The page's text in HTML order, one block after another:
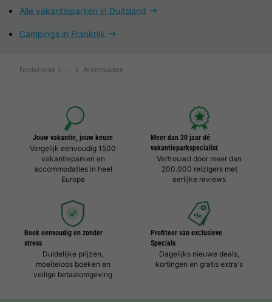
Alle vakantieparken in Duitsland
Campings in Frankrijk
Nederland Arnemuiden
Jouw vakantie, jouw keuze
Vergelijk eenvoudig 1500
vakantieparken en
accommodaties in heel
Europa
Meer dan 20 jaar dé
vakantieparkspecialist
Vertrouwd door meer dan
200.000 reizigers met
eerlijke reviews
Boek eenvoudig en zonder
stress
Duidelijke prijzen,
moeiteloos boeken en
veilige betaalomgeving
Profiteer van exclusieve
Specials
Dagelijks nieuwe deals,
kortingen en gratis extra's